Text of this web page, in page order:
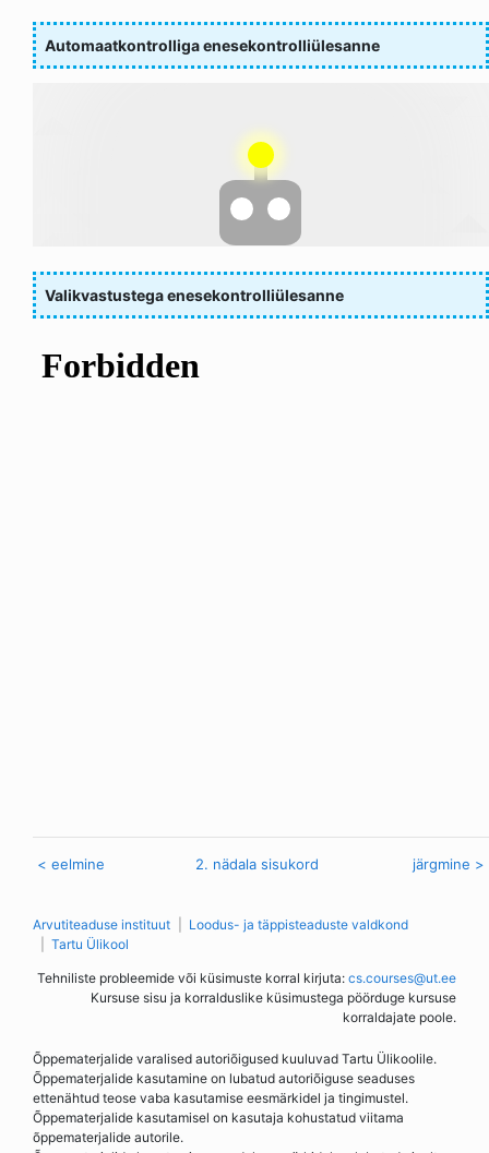
Automaatkontrolliga enesekontrolliülesanne
Valikvastustega enesekontrolliülesanne
< eelmine 2. nädala sisukord järgmine >
Arvutiteaduse instituut
Loodus- ja täppisteaduste valdkond
Tartu Ülikool
Tehniliste probleemide või küsimuste korral kirjuta: cs.courses@ut.ee
Kursuse sisu ja korralduslike küsimustega pöörduge kursuse
korraldajate poole.
Õppematerjalide varalised autoriõigused kuuluvad Tartu Ülikoolile.
Õppematerjalide kasutamine on lubatud autoriõiguse seaduses
ettenähtud teose vaba kasutamise eesmärkidel ja tingimustel.
Õppematerjalide kasutamisel on kasutaja kohustatud viitama
õppematerjalide autorile.